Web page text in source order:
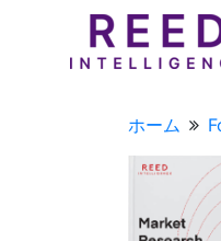
ホーム